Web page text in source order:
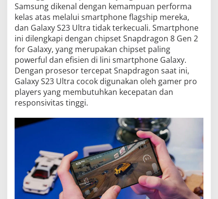
Samsung dikenal dengan kemampuan performa
kelas atas melalui smartphone flagship mereka,
dan Galaxy S23 Ultra tidak terkecuali. Smartphone
ini dilengkapi dengan chipset Snapdragon 8 Gen 2
for Galaxy, yang merupakan chipset paling
powerful dan efisien di lini smartphone Galaxy.
Dengan prosesor tercepat Snapdragon saat ini,
Galaxy S23 Ultra cocok digunakan oleh gamer pro
players yang membutuhkan kecepatan dan
responsivitas tinggi.